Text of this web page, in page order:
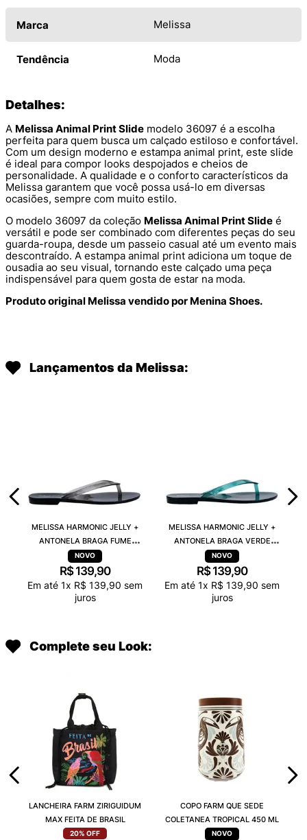
Marca Melissa
Tendência Moda
Detalhes:
A Melissa Animal Print Slide modelo 36097 é a escolha
perfeita para quem busca um calçado estiloso e confortável.
Com um design moderno e estampa animal print, este slide
é ideal para compor looks despojados e cheios de
personalidade. A qualidade e o conforto característicos da
Melissa garantem que você possa usá-lo em diversas
ocasiões, sempre com muito estilo.
O modelo 36097 da coleção Melissa Animal Print Slide é
versátil e pode ser combinado com diferentes peças do seu
guarda-roupa, desde um passeio casual até um evento mais
descontraído. A estampa animal print adiciona um toque de
ousadia ao seu visual, tornando este calçado uma peça
indispensável para quem gosta de estar na moda.
Produto original Melissa vendido por Menina Shoes.
Lançamentos da Melissa:
MELISSA HARMONIC JELLY +
ANTONELA BRAGA FUME
TRANSPARENTE 38263
R$ 139,90
Em até 1x R$ 139,90 sem
juros
MELISSA HARMONIC JELLY +
ANTONELA BRAGA VERDE
TRANSPARENTE 38263
R$ 139,90
Em até 1x R$ 139,90 sem
juros
Complete seu Look:
LANCHEIRA FARM ZIRIGUIDUM
MAX FEITA DE BRASIL
20% OFF
COPO FARM QUE SEDE
COLETANEA TROPICAL 450 ML